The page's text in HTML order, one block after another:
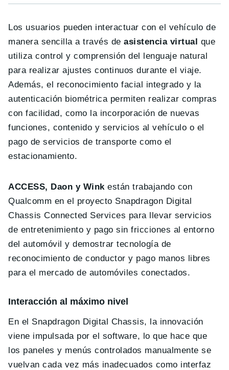
Los usuarios pueden interactuar con el vehículo de
manera sencilla a través deasistencia virtual que
utiliza control y comprensión del lenguaje natural
para realizar ajustes continuos durante el viaje.
Además, el reconocimiento facial integrado y la
autenticación biométrica permiten realizar compras
con facilidad, como la incorporación de nuevas
funciones, contenido y servicios al vehículo o el
pago de servicios de transporte como el
estacionamiento.
ACCESS, Daon y Wink están trabajando con
Qualcomm en el proyecto Snapdragon Digital
Chassis Connected Services para llevar servicios
de entretenimiento y pago sin fricciones al entorno
del automóvil y demostrar tecnología de
reconocimiento de conductor y pago manos libres
para el mercado de automóviles conectados.
Interacción al máximo nivel
En el Snapdragon Digital Chassis, la innovación
viene impulsada por el software, lo que hace que
los paneles y menús controlados manualmente se
vuelvan cada vez más inadecuados como interfaz